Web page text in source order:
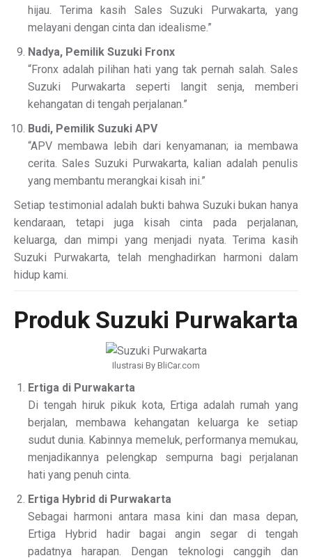
hijau. Terima kasih Sales Suzuki Purwakarta, yang
melayani dengan cinta dan idealisme.”
Nadya, Pemilik Suzuki Fronx
“Fronx adalah pilihan hati yang tak pernah salah. Sales
Suzuki Purwakarta seperti langit senja, memberi
kehangatan di tengah perjalanan.”
Budi, Pemilik Suzuki APV
“APV membawa lebih dari kenyamanan; ia membawa
cerita. Sales Suzuki Purwakarta, kalian adalah penulis
yang membantu merangkai kisah ini.”
Setiap testimonial adalah bukti bahwa Suzuki bukan hanya
kendaraan, tetapi juga kisah cinta pada perjalanan,
keluarga, dan mimpi yang menjadi nyata. Terima kasih
Suzuki Purwakarta, telah menghadirkan harmoni dalam
hidup kami.
Produk Suzuki Purwakarta
Ilustrasi By BliCar.com
Ertiga di Purwakarta
Di tengah hiruk pikuk kota, Ertiga adalah rumah yang
berjalan, membawa kehangatan keluarga ke setiap
sudut dunia. Kabinnya memeluk, performanya memukau,
menjadikannya pelengkap sempurna bagi perjalanan
hati yang penuh cinta.
Ertiga Hybrid di Purwakarta
Sebagai harmoni antara masa kini dan masa depan,
Ertiga Hybrid hadir bagai angin segar di tengah
padatnya harapan. Dengan teknologi canggih dan